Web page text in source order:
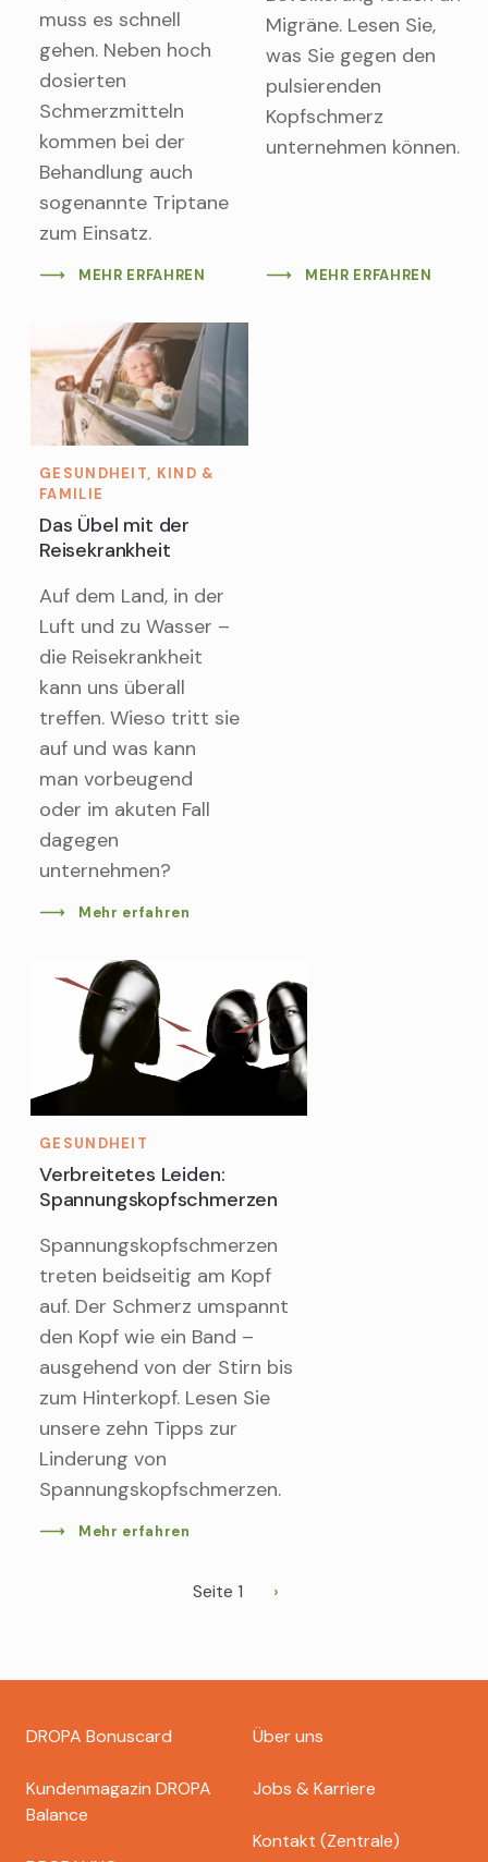
muss es schnell
gehen. Neben hoch
dosierten
Schmerzmitteln
kommen bei der
Behandlung auch
sogenannte Triptane
zum Einsatz.
MEHR ERFAHREN
Migräne. Lesen Sie,
was Sie gegen den
pulsierenden
Kopfschmerz
unternehmen können.
MEHR ERFAHREN
GESUNDHEIT, KIND &
FAMILIE
Das Übel mit der
Reisekrankheit
Auf dem Land, in der
Luft und zu Wasser –
die Reisekrankheit
kann uns überall
treffen. Wieso tritt sie
auf und was kann
man vorbeugend
oder im akuten Fall
dagegen
unternehmen?
Mehr erfahren
GESUNDHEIT
Verbreitetes Leiden:
Spannungskopfschmerzen
Spannungskopfschmerzen
treten beidseitig am Kopf
auf. Der Schmerz umspannt
den Kopf wie ein Band –
ausgehend von der Stirn bis
zum Hinterkopf. Lesen Sie
unsere zehn Tipps zur
Linderung von
Spannungskopfschmerzen.
Mehr erfahren
Seitennummerierung
Seite 1
Nächste
Footer
dropa
DROPA Bonuscard
Kundenmagazin DROPA
Balance
Über uns
Jobs & Karriere
Kontakt (Zentrale)